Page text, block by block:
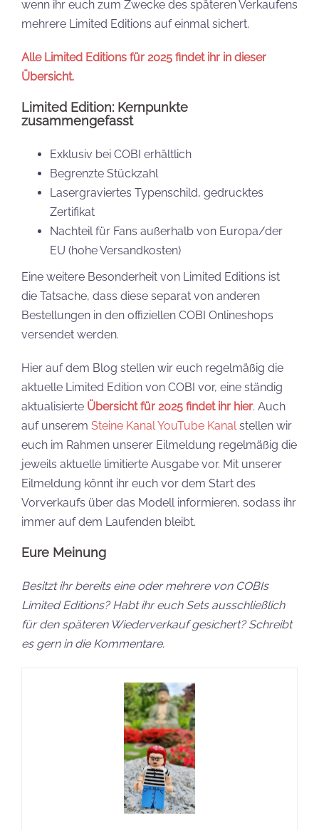
wenn ihr euch zum Zwecke des späteren Verkaufens
mehrere Limited Editions auf einmal sichert.
Alle Limited Editions für 2025 findet ihr in dieser
Übersicht.
Limited Edition: Kernpunkte
zusammengefasst
Exklusiv bei COBI erhältlich
Begrenzte Stückzahl
Lasergraviertes Typenschild, gedrucktes
Zertifikat
Nachteil für Fans außerhalb von Europa/der
EU (hohe Versandkosten)
Eine weitere Besonderheit von Limited Editions ist
die Tatsache, dass diese separat von anderen
Bestellungen in den offiziellen COBI Onlineshops
versendet werden.
Hier auf dem Blog stellen wir euch regelmäßig die
aktuelle Limited Edition von COBI vor, eine ständig
aktualisierte Übersicht für 2025 findet ihr hier. Auch
auf unserem Steine Kanal YouTube Kanal stellen wir
euch im Rahmen unserer Eilmeldung regelmäßig die
jeweils aktuelle limitierte Ausgabe vor. Mit unserer
Eilmeldung könnt ihr euch vor dem Start des
Vorverkaufs über das Modell informieren, sodass ihr
immer auf dem Laufenden bleibt.
Eure Meinung
Besitzt ihr bereits eine oder mehrere von COBIs
Limited Editions? Habt ihr euch Sets ausschließlich
für den späteren Wiederverkauf gesichert? Schreibt
es gern in die Kommentare.